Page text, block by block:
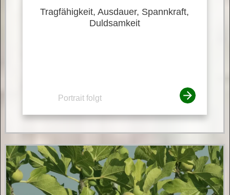
Tragfähigkeit, Ausdauer, Spannkraft,
Duldsamkeit
Portrait folgt